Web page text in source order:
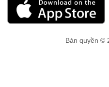
Bản quyền ©